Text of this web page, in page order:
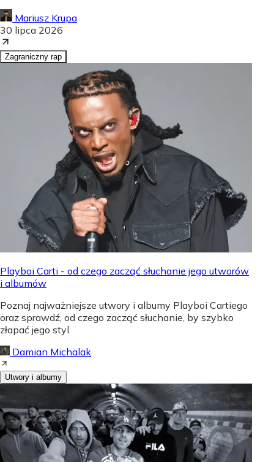
Mariusz Krupa
30 lipca 2026
Zagraniczny rap
Playboi Carti - od czego zacząć słuchanie jego utworów
i albumów
Poznaj najważniejsze utwory i albumy Playboi Cartiego
oraz sprawdź, od czego zacząć słuchanie, by szybko
złapać jego styl.
Damian Michalak
Utwory i albumy